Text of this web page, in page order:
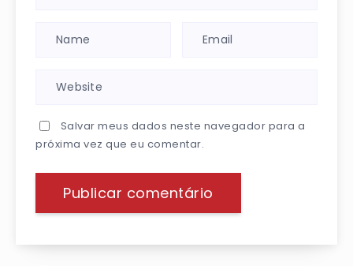
Salvar meus dados neste navegador para a
próxima vez que eu comentar.